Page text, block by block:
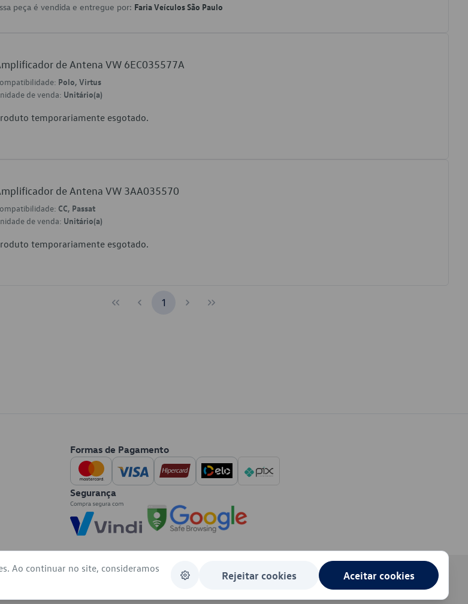
peça é vendida e entregue por: Faria Veículos São Paulo
de Antena VW 6EC035577A
Polo, Virtus
de venda: Unitário(a)
temporariamente esgotado.
de Antena VW 3AA035570
CC, Passat
de venda: Unitário(a)
temporariamente esgotado.
1
Formas de Pagamento
Segurança
Ao continuar no site, consideramos
Rejeitar cookies Aceitar cookies